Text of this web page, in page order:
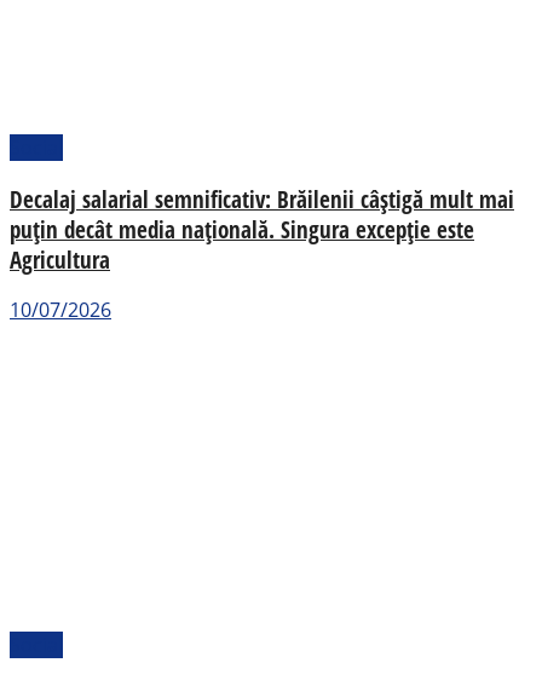
Decalaj salarial semnificativ: Brăilenii câștigă mult mai
puțin decât media națională. Singura excepție este
Agricultura
10/07/2026